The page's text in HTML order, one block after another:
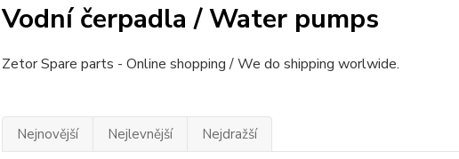
Vodní čerpadla / Water pumps
Zetor Spare parts - Online shopping / We do shipping worlwide.
Nejnovější Nejlevnější Nejdražší